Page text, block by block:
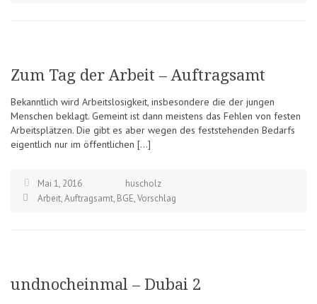
Zum Tag der Arbeit – Auftragsamt
Bekanntlich wird Arbeitslosigkeit, insbesondere die der jungen
Menschen beklagt. Gemeint ist dann meistens das Fehlen von festen
Arbeitsplätzen. Die gibt es aber wegen des feststehenden Bedarfs
eigentlich nur im öffentlichen […]
Mai 1, 2016
huscholz
Arbeit,Auftragsamt, BGE,Vorschlag
undnocheinmal – Dubai 2